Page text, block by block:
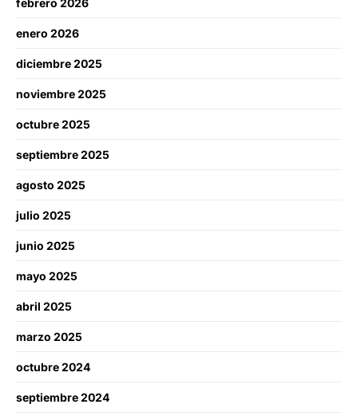
enero 2026
diciembre 2025
noviembre 2025
octubre 2025
septiembre 2025
agosto 2025
julio 2025
junio 2025
mayo 2025
abril 2025
marzo 2025
octubre 2024
septiembre 2024